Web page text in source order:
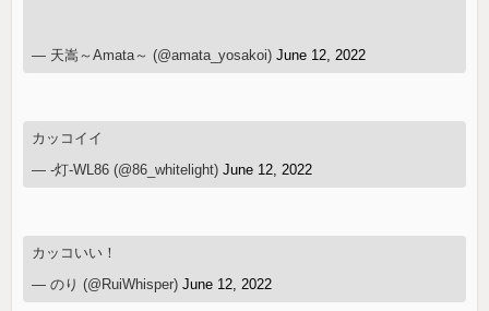
— 天嵩～Amata～ (@amata_yosakoi)June 12, 2022
カッコイイ
— -灯-WL86 (@86_whitelight)June 12, 2022
カッコいい！
— のり (@RuiWhisper)June 12, 2022